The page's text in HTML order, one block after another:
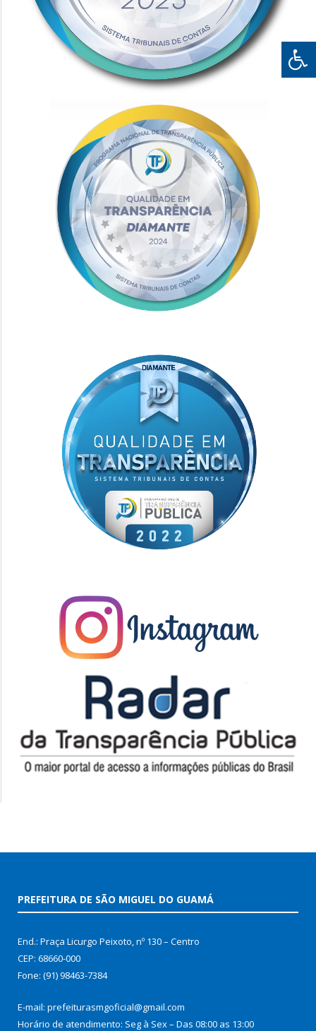
PREFEITURA DE SÃO MIGUEL DO GUAMÁ
End.: Praça Licurgo Peixoto, nº 130 – Centro
CEP: 68660-000
Fone: (91) 98463-7384
E-mail: prefeiturasmgoficial@gmail.com
Horário de atendimento: Seg à Sex – Das 08:00 as 13:00